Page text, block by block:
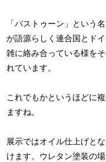
「バストゥーン」という
が語源らしく連合国とド
雑に絡み合っている様を
れています。
これでもかというほどに
ますね。
展示ではオイル仕上げと
けます。ウレタン塗装の